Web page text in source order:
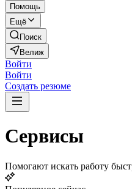
Помощь
Ещё
Поиск
Велиж
Войти
Войти
Создать резюме
Сервисы
Помогают искать работу